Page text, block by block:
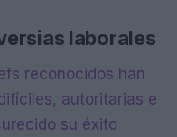
laborales
reconocidos han
autoritarias e
su éxito